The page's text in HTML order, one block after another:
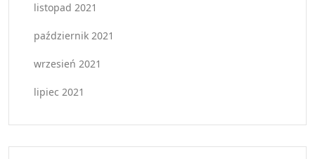
listopad 2021
październik 2021
wrzesień 2021
lipiec 2021